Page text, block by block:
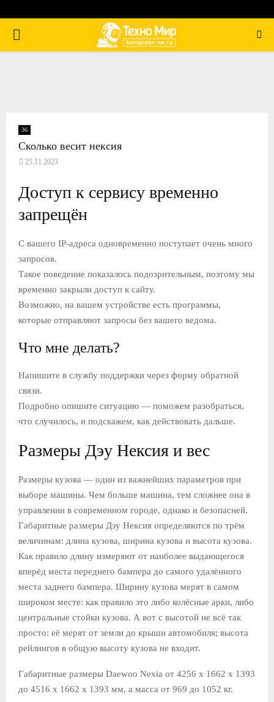
П
В
И
Ч
О
Е
Н
36
Сколько весит нексия
25.11.2023
Доступ к сервису временно
запрещён
С вашего IP-адреса одновременно поступает очень много
запросов.
Такое поведение показалось подозрительным, поэтому мы
временно закрыли доступ к сайту.
Возможно, на вашем устройстве есть программы,
которые отправляют запросы без вашего ведома.
Что мне делать?
Напишите в службу поддержки через форму обратной
связи.
Подробно опишите ситуацию — поможем разобраться,
что случилось, и подскажем, как действовать дальше.
Размеры Дэу Нексия и вес
Размеры кузова — один из важнейших параметров при
выборе машины. Чем больше машина, тем сложнее она в
управлении в современном городе, однако и безопасней.
Габаритные размеры Дэу Нексия определяются по трём
величинам: длина кузова, ширина кузова и высота кузова.
Как правило длину измеряют от наиболее выдающегося
вперёд места переднего бампера до самого удалённого
места заднего бампера. Ширину кузова мерят в самом
широком месте: как правило это либо колёсные арки, либо
центральные стойки кузова. А вот с высотой не всё так
просто: её мерят от земли до крыши автомобиля; высота
рейлингов в общую высоту кузова не входит.
Габаритные размеры Daewoo Nexia от 4256 x 1662 x 1393
до 4516 x 1662 x 1393 мм, а масса от 969 до 1052 кг.